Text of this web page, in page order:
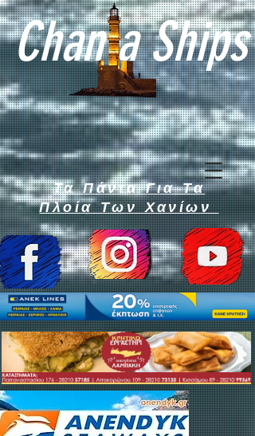
Chan a Ships
Τα Πάντα Για Τα
Πλοία Των Χανίων